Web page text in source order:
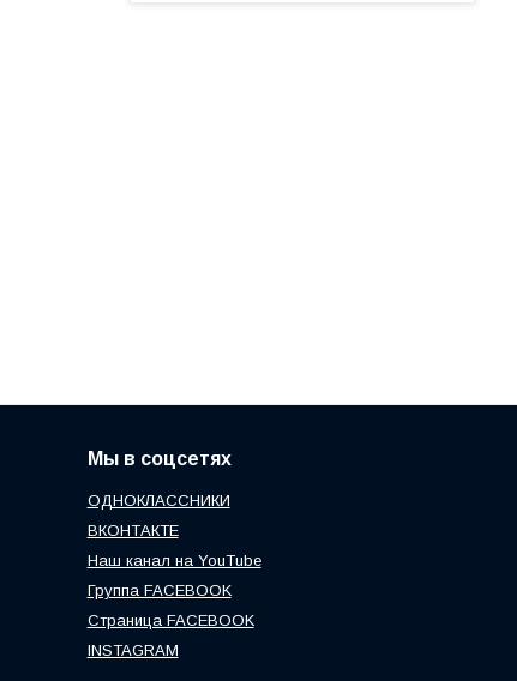
Мы в соцсетях
ОДНОКЛАССНИКИ
ВКОНТАКТЕ
Наш канал на YouTube
Группа FACEBOOK
Страница FACEBOOK
INSTAGRAM